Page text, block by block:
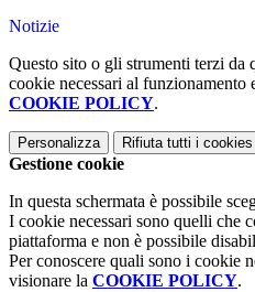
Notizie
Questo sito o gli strumenti terzi da
cookie necessari al
COOKIE POLICY.
Personalizza Rifiuta tutti i cookies
Gestione cookie
In questa schermata è possibile
I cookie necessari sono quelli che
piattaforma e non è possibile
Per conoscere quali sono i cookie
visionare la COOKIE POLICY.